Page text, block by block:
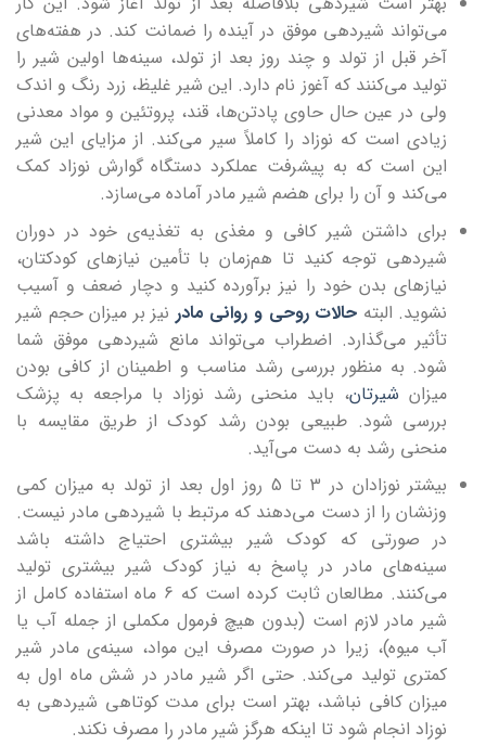
می‌تواند شیردهی موفق در آینده را ضمانت کند. در هفته‌های
آخر قبل از تولد و چند روز بعد از تولد، سینه‌ها اولین شیر را
تولید می‌کنند که آغوز نام دارد. این شیر غلیظ، زرد رنگ و اندک
ولی در عین حال حاوی پادتن‌ها، قند، پروتئین و مواد معدنی
زیادی است که نوزاد را کاملاً سیر ‌می‌کند. از مزایای این شیر
این است که به پیشرفت عملکرد دستگاه گوارش نوزاد کمک
می‌کند و آن را برای هضم شیر مادر آماده می‌سازد.
برای داشتن شیر کافی و مغذی به تغذیه‌ی خود در دوران
شیر‌دهی توجه کنید تا هم‌زمان با تأمین نیازهای کودکتان،
نیازهای بدن خود را نیز برآورده کنید و دچار ضعف و آسیب
نشوید. البته حالات روحی و روانی مادر نیز بر میزان حجم شیر
تأثیر می‌گذارد. اضطراب می‌تواند مانع شیردهی موفق شما
شود. به منظور بررسی رشد مناسب و اطمینان از کافی بودن
میزان شیرتان، باید منحنی رشد نوزاد با مراجعه به پزشک
بررسی شود. طبیعی بودن رشد کودک از طریق مقایسه با
منحنی رشد به دست می‌آید.
بیشتر نوزادان در 3 تا 5 روز اول بعد از تولد به میزان کمی
وزنشان را از دست می‌دهند که مرتبط با شیردهی مادر نیست.
در صورتی که کودک شیر بیشتری احتیاج داشته باشد
سینه‌های مادر در پاسخ به نیاز کودک شیر بیشتری تولید
می‌کنند. مطالعان ثابت کرده است که 6 ماه استفاده کامل از
شیر مادر لازم است (بدون هیچ فرمول مکملی از جمله آب یا
آب میوه)، زیرا در صورت مصرف این مواد، سینه‌ی مادر شیر
کمتری تولید می‌کند. حتی اگر شیر مادر در شش ماه اول به
میزان کافی نباشد، بهتر است برای مدت کوتاهی شیردهی به
نوزاد انجام شود تا اینکه هرگز شیر مادر را مصرف نکند.